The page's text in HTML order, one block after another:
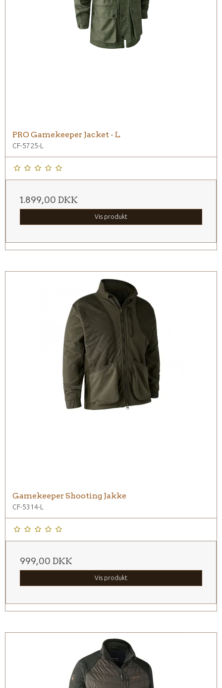
PRO Gamekeeper Jacket - L
CF-5725-L
1.899,00 DKK
Vis produkt
Gamekeeper Shooting Jakke
CF-5314-L
999,00 DKK
Vis produkt